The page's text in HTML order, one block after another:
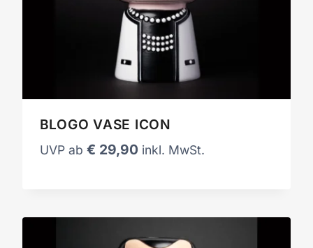
BLOGO VASE ICON
UVP ab € 29,90 inkl. MwSt.